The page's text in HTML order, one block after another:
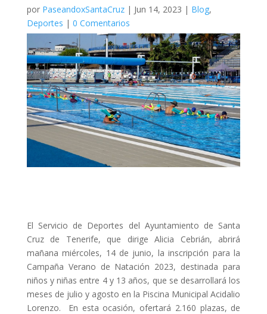
por PaseandoxSantaCruz| Jun 14, 2023 | Blog,
Deportes | 0 Comentarios
El Servicio de Deportes del Ayuntamiento de Santa
Cruz de Tenerife, que dirige Alicia Cebrián, abrirá
mañana miércoles, 14 de junio, la inscripción para la
Campaña Verano de Natación 2023, destinada para
niños y niñas entre 4 y 13 años, que se desarrollará los
meses de julio y agosto en la Piscina Municipal Acidalio
Lorenzo. En esta ocasión, ofertará 2.160 plazas, de